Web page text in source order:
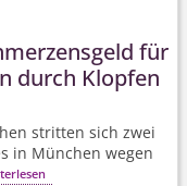
für
durch Klopfen
stritten sich zwei
in München wegen